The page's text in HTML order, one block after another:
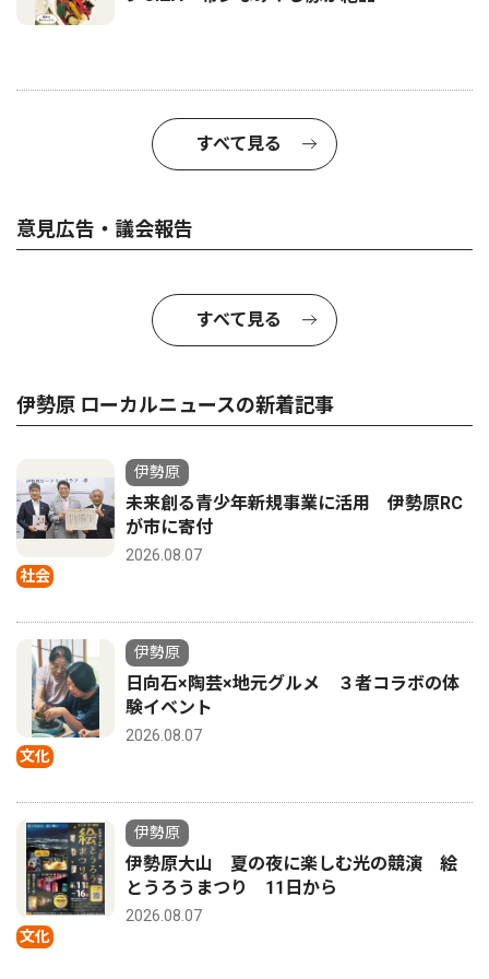
すべて見る
意見広告・議会報告
すべて見る
伊勢原 ローカルニュースの新着記事
社会
伊勢原
未来創る青少年新規事業に活用 伊勢原RC
が市に寄付
2026.08.07
文化
伊勢原
日向石×陶芸×地元グルメ ３者コラボの体
験イベント
2026.08.07
文化
伊勢原
伊勢原大山 夏の夜に楽しむ光の競演 絵
とうろうまつり 11日から
2026.08.07